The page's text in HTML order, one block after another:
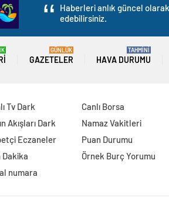
Haberleri anlık güncel
edebilirsiniz.
GAZETELER
GÜNLÜK
HAVA DURUMU
TAHMİNİ
Tv Dark
Akışları Dark
Eczaneler
Dakika
numara
Canlı Borsa
Namaz Vakitleri
Puan Durumu
Örnek Burç Yorumu